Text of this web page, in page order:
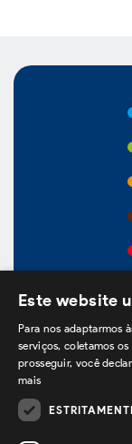
Gobierno
Vision
Este website
Para nos adaptarmos
serviços, coletamos
prosseguir, você
mais